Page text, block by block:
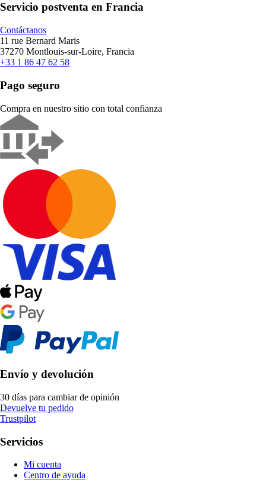
Servicio postventa en Francia
Contáctanos
11 rue Bernard Maris
37270 Montlouis-sur-Loire, Francia
+33 1 86 47 62 58
Pago seguro
Compra en nuestro sitio con total confianza
Envío y devolución
30 días para cambiar de opinión
Devuelve tu pedido
Trustpilot
Servicios
Mi cuenta
Centro de ayuda